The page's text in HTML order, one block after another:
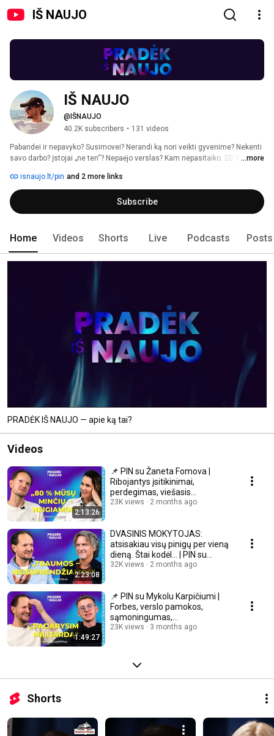
IŠ NAUJO
IŠ NAUJO
@IŠNAUJO
40.2K subscribers • 131 videos
Pabandei ir nepavyko? Susimovei? Nerandi ką nori veikti gyvenime? Nekenti
savo darbo? Įstojai „ne ten“? Nepaėjo verslas? Kam nepasitaiko. 🤷‍♂️ Tiesiog
verslas, finansai, sveikata — pasikalbėkim su žmonėmis, kurie suteikė sau
antrą šansą.
...more
isnaujo.lt/pin and 2 more links
Subscribe
Home Videos Shorts Live Podcasts Posts
PRADĖK IŠ NAUJO — apie ką tai?
Videos
2:13:26
📌 PIN su Žaneta Fomova |
Ribojantys įsitikinimai,
perdegimas, viešasis
kalbėjimas, vadovavimas
23K views 2 months ago
2:23:08
DVASINIS MOKYTOJAS:
atsisakiau visų pinigų per vieną
dieną. Štai kodėl... | PIN su
Rimvydu Židžiūnu
32K views 2 months ago
1:49:27
📌 PIN su Mykolu Karpičiumi |
Forbes, verslo pamokos,
sąmoningumas,
priklausomybės, baimė, intuicija
23K views 3 months ago
Shorts